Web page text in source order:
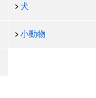
犬
小動物